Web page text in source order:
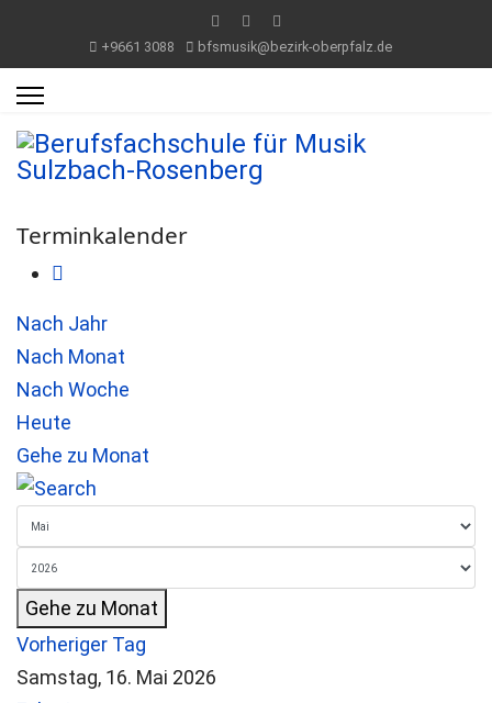
+9661 3088 bfsmusik@bezirk-oberpfalz.de
Terminkalender
Nach Jahr
Nach Monat
Nach Woche
Heute
Gehe zu Monat
Gehe zu Monat
Vorheriger Tag
Samstag, 16. Mai 2026